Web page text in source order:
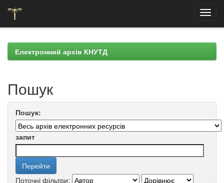
navigationЕлектронний архів КНУТД
Пошук
Пошук:
запит
Поточні фільтри: